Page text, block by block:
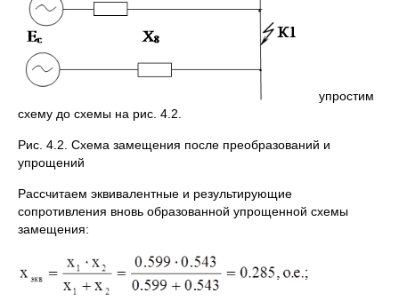
упростим
схему до схемы на рис. 4.2.
Рис. 4.2. Схема замещения после преобразований и
упрощений
Рассчитаем эквивалентные и результирующие
сопротивления вновь образованной упрощенной схемы
замещения: